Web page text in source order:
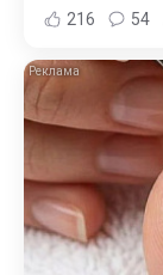
216 54